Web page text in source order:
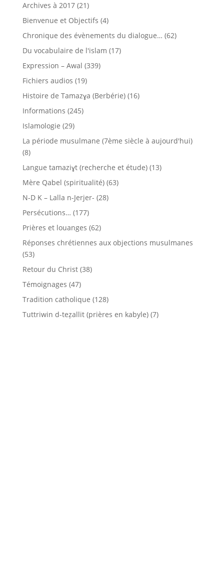
Archives à 2017(21)
Bienvenue et Objectifs (4)
Chronique des évènements du dialogue… (62)
Du vocabulaire de l'islam (17)
Expression – Awal (339)
Fichiers audios (19)
Histoire de Tamazɣa (Berbérie)(16)
Informations (245)
Islamologie (29)
La période musulmane (7ème siècle à aujourd'hui)
(8)
Langue tamaziɣt (recherche et étude)(13)
Mère Qabel (spiritualité)(63)
N-D K – Lalla n-Jerjer- (28)
Persécutions… (177)
Prières et louanges (62)
Réponses chrétiennes aux objections musulmanes
(53)
Retour du Christ(38)
Témoignages (47)
Tradition catholique (128)
Tuttriwin d-teẓallit (prières en kabyle)(7)